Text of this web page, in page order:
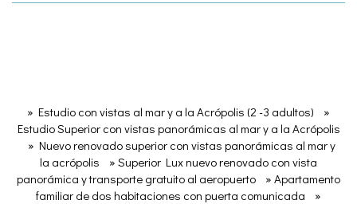
» Estudio con vistas al mar y a la Acrópolis (2 -3 adultos)
»
Estudio Superior con vistas panorámicas al mar y a la Acrópolis
» Nuevo renovado superior con vistas panorámicas al mar y
la acrópolis
» Superior Lux nuevo renovado con vista
panorámica y transporte gratuito al aeropuerto
» Apartamento
familiar de dos habitaciones con puerta comunicada
»